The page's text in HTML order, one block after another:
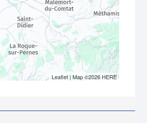
Leaflet| Map ©2026 HERE